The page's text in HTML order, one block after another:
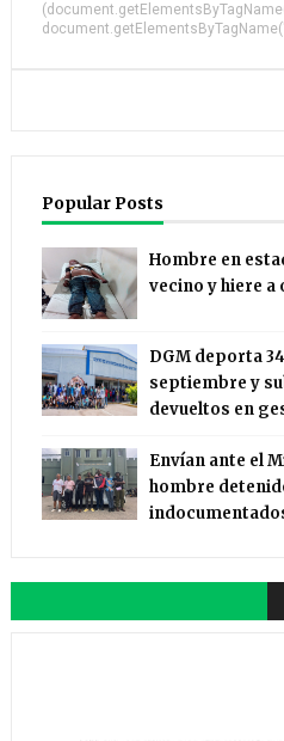
Popular Posts
Hombre en
vecino y hiere a
DGM deporta
septiembre y
devueltos en
Envían ante el
hombre